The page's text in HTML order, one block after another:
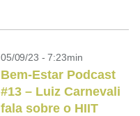
05/09/23 - 7:23min
Bem-Estar Podcast
#13 – Luiz Carnevali
fala sobre o HIIT